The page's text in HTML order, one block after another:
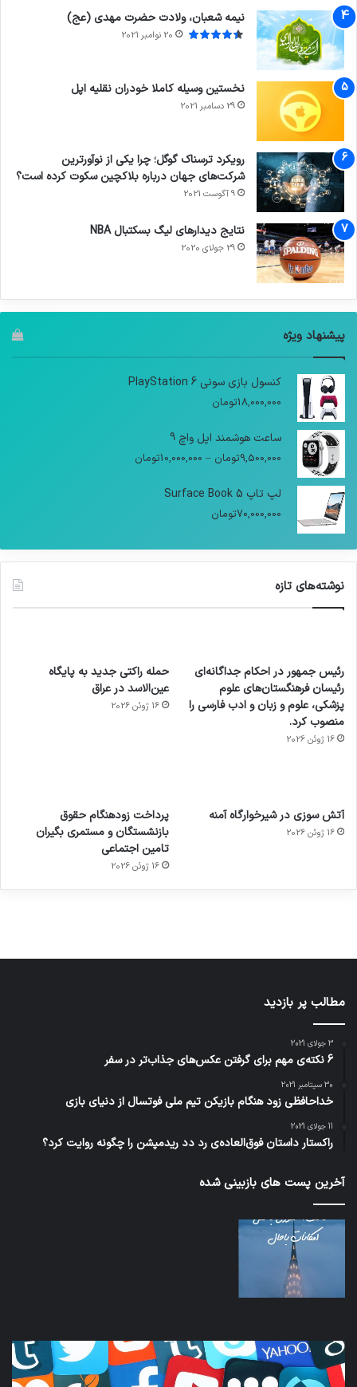
نیمه شعبان، ولادت حضرت مهدی (عج)
20 نوامبر 2021
نخستین وسیله کاملا خودران نقلیه اپل
29 دسامبر 2021
رویکرد ترسناک گوگل؛ چرا یکی از نوآورترین
شرکت‌های جهان درباره بلاکچین سکوت کرده است؟
9 آگوست 2021
نتایج دیدار‌های لیگ بسکتبال NBA
29 جولای 2020
پیشنهاد ویژه
کنسول بازی سونی PlayStation 6
18,000,000تومان
ساعت هوشمند اپل واچ 9
9,500,000تومان –
10,000,000تومان
لپ تاپ Surface Book 5
70,000,000تومان
نوشته‌های تازه
رئیس جمهور در احکام جداگانه‌ای
رئیسان فرهنگستان‌های علوم
پزشکی، علوم و زبان و ادب فارسی را
منصوب کرد.
16 ژوئن 2026
حمله راکتی جدید به پایگاه
عین‌الاسد در عراق
16 ژوئن 2026
آتش سوزی در شیرخوارگاه آمنه
16 ژوئن 2026
پرداخت زودهنگام حقوق
بازنشستگان و مستمری بگیران
تامین اجتماعی
16 ژوئن 2026
برای
کشف
توسط
مجازی
…
ساعت
هوشمند
با طعم
توسط
ژاکت
در
های
2023
توسط
مطالب پر بازدید
3 جولای 2021
6 نکته‌ی مهم برای گرفتن عکس‌های جذاب‌تر در سفر
30 سپتامبر 2021
خداحافظی زود هنگام بازیکن تیم ملی فوتسال از دنیای بازی
11 جولای 2021
راکستار داستان فوق‌العاده‌ی رد دد ریدمپشن را چگونه روایت کرد؟
آخرین پست های بازبینی شده
نخستین
وسیله
کاملا